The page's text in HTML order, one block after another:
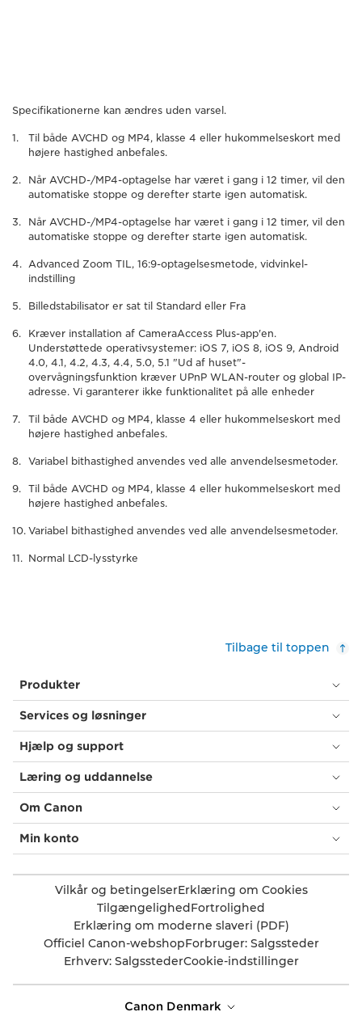
Specifikationerne kan ændres uden varsel.
Til både AVCHD og MP4, klasse 4 eller hukommelseskort med
højere hastighed anbefales.
Når AVCHD-/MP4-optagelse har været i gang i 12 timer, vil den
automatiske stoppe og derefter starte igen automatisk.
Når AVCHD-/MP4-optagelse har været i gang i 12 timer, vil den
automatiske stoppe og derefter starte igen automatisk.
Advanced Zoom TIL, 16:9-optagelsesmetode, vidvinkel-
indstilling
Billedstabilisator er sat til Standard eller Fra
Kræver installation af CameraAccess Plus-app'en.
Understøttede operativsystemer: iOS 7, iOS 8, iOS 9, Android
4.0, 4.1, 4.2, 4.3, 4.4, 5.0, 5.1 "Ud af huset"-
overvågningsfunktion kræver UPnP WLAN-router og global IP-
adresse. Vi garanterer ikke funktionalitet på alle enheder
Til både AVCHD og MP4, klasse 4 eller hukommelseskort med
højere hastighed anbefales.
Variabel bithastighed anvendes ved alle anvendelsesmetoder.
Til både AVCHD og MP4, klasse 4 eller hukommelseskort med
højere hastighed anbefales.
Variabel bithastighed anvendes ved alle anvendelsesmetoder.
Normal LCD-lysstyrke
Tilbage til toppen
Produkter
Services og løsninger
Hjælp og support
Læring og uddannelse
Om Canon
Min konto
Vilkår og betingelserErklæring om Cookies
TilgængelighedFortrolighed
Erklæring om moderne slaveri (PDF)
Officiel Canon-webshopForbruger: Salgssteder
Erhverv: SalgsstederCookie-indstillinger
Canon Denmark